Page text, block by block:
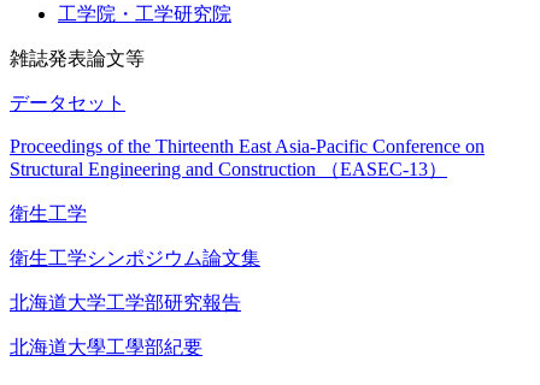
工学院・工学研究院
雑誌発表論文等
データセット
Proceedings of the Thirteenth East Asia-Pacific Conference on
Structural Engineering and Construction （EASEC-13）
衛生工学
衛生工学シンポジウム論文集
北海道大学工学部研究報告
北海道大學工學部紀要